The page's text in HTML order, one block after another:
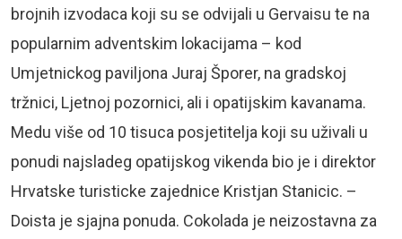
brojnih izvodaca koji su se odvijali u Gervaisu te na
popularnim adventskim lokacijama – kod
Umjetnickog paviljona Juraj Šporer, na gradskoj
tržnici, Ljetnoj pozornici, ali i opatijskim kavanama.
Medu više od 10 tisuca posjetitelja koji su uživali u
ponudi najsladeg opatijskog vikenda bio je i direktor
Hrvatske turisticke zajednice Kristjan Stanicic. –
Doista je sjajna ponuda. Cokolada je neizostavna za